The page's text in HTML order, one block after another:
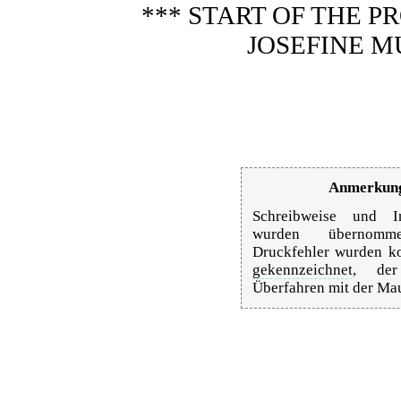
*** START OF THE
JOSEFINE
Schreibweise und
wurden
Druckfehler wurden
gekennzeichnet, der
Überfahren mit der